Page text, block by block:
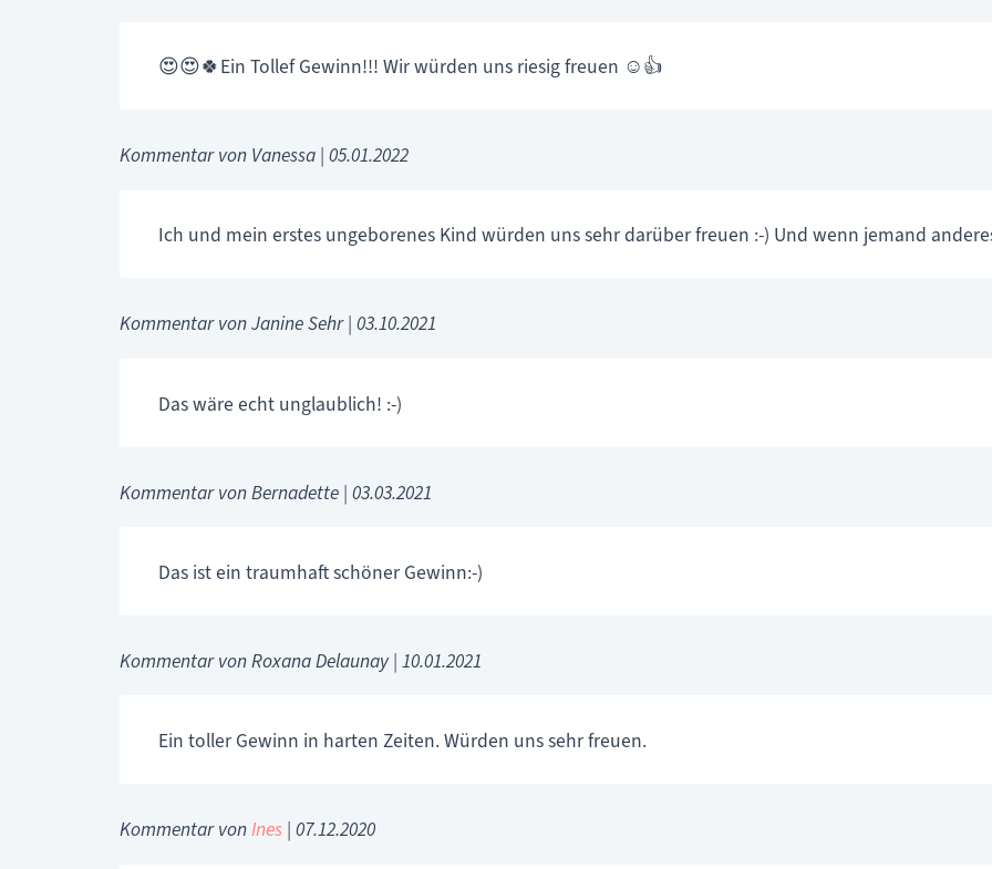
😍😍🍀Ein Tollef Gewinn!!! Wir würden uns riesig freuen ☺️👍
Kommentar von Vanessa | 05.01.2022
Ich und mein erstes ungeborenes Kind würden uns sehr darüber freuen :-) Und wenn jemand
Kommentar von Janine Sehr | 03.10.2021
Das wäre echt unglaublich! :-)
Kommentar von Bernadette | 03.03.2021
Das ist ein traumhaft schöner Gewinn:-)
Kommentar von Roxana Delaunay | 10.01.2021
Ein toller Gewinn in harten Zeiten. Würden uns sehr freuen.
Kommentar vonInes| 07.12.2020